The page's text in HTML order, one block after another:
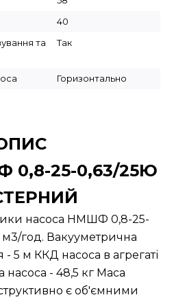
40
та
Так
Горизонтально
25-0,63/25Ю
насоса НМШФ 0,8-25-
год. Вакууметрична
5 м ККД насоса в агрегаті
- 48,5 кг Маса
є об'ємними